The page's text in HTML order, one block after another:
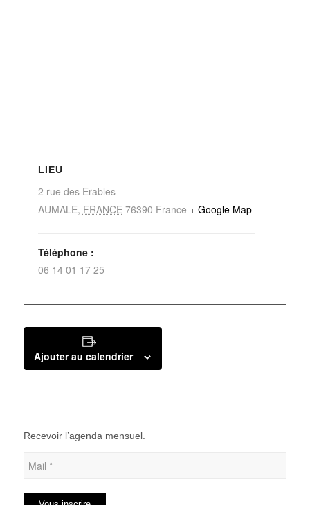
LIEU
2 rue des Erables
AUMALE, FRANCE 76390 France + Google Map
Téléphone :
06 14 01 17 25
Ajouter au calendrier
Recevoir l’agenda mensuel.